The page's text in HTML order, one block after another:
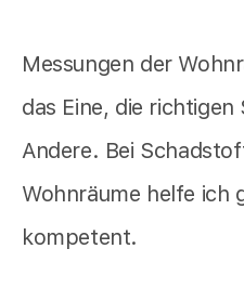
Messungen der
das Eine, die richtigen
Andere. Bei
Wohnräume helfe ich
kompetent.